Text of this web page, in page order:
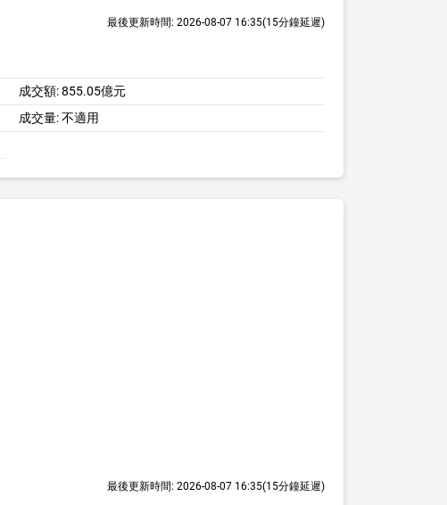
最後更新時間: 2026-08-07 16:35(15分鐘延遲)
成交額:855.05億元
成交量:不適用
最後更新時間: 2026-08-07 16:35(15分鐘延遲)